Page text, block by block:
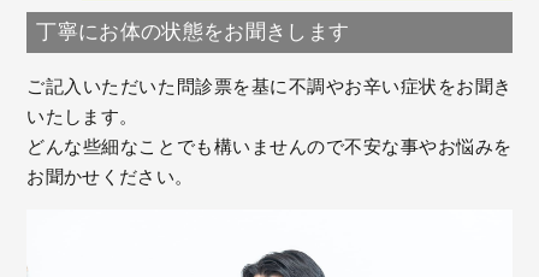
丁寧にお体の状態をお聞きします
ご記入いただいた問診票を基に不調やお辛い症状をお聞き
いたします。
どんな些細なことでも構いませんので不安な事やお悩みを
お聞かせください。